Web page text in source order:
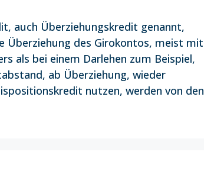
auch Überziehungskredit genannt,
Überziehung des Girokontos, meist mit
als bei einem Darlehen zum Beispiel,
ab Überziehung, wieder
nutzen, werden von den